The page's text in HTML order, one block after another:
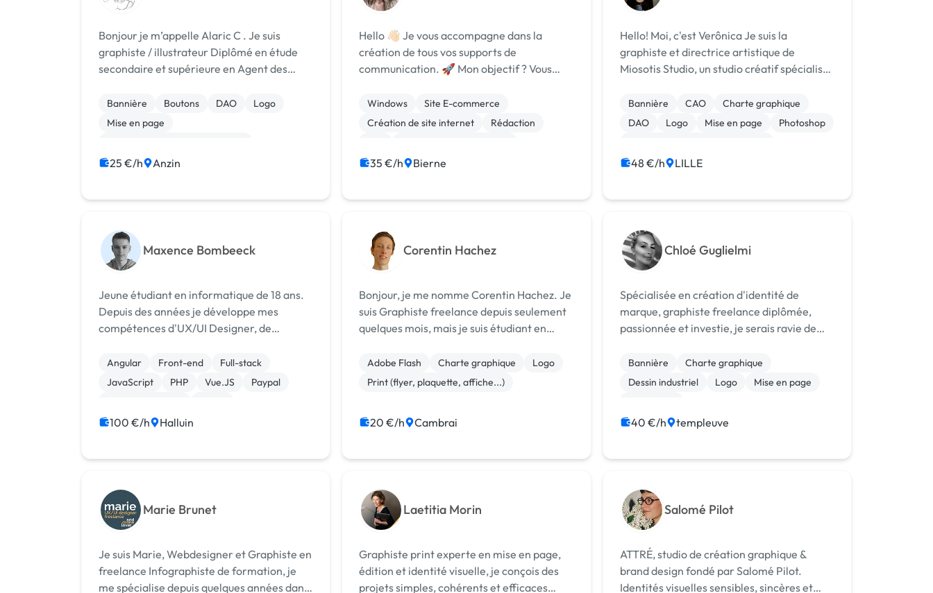
Bonjour je m’appelle Alaric C . Je suis
graphiste / illustrateur Diplômé en étude
secondaire et supérieure en Agent des
Désigner Produit .
Bannière Boutons DAO
Logo
Mise en page
25 €/h Anzin
Hello 👋🏻 Je vous accompagne dans la
création de tous vos supports de
communication. 🚀 Mon objectif ? Vous
en vous offrant des solutions graphiques
uniques en accord avec votre image et vos
Windows
Site E-commerce
Création de site internet
Rédaction
Bannière
Charte graphique
35 €/h Bierne
Hello! Moi, c'est Verônica Je suis la
graphiste et directrice artistique de
Miosotis Studio, un studio créatif spécialisé
et d'autres supports de communication
pour les petites et moyennes entreprises
Bannière CAO
Charte graphique
DAO
Logo Mise en page
Photoshop
48 €/h LILLE
Maxence Bombeeck
Jeune étudiant en informatique de 18 ans.
Depuis des années je développe mes
compétences d'UX/UI Designer, de
Actuellement en école en parallèle de mon
activité, je me consacre à ma clientèle sur
Angular Front-end
Full-stack
JavaScript
PHP Vue.JS
Paypal
Système de paiement
100 €/h Halluin
Corentin Hachez
Bonjour, je me nomme Corentin Hachez. Je
suis Graphiste freelance depuis seulement
quelques mois, mais je suis étudiant en
déjà travailler sur de nombreux projets,
comme pour des associations, des clubs
Adobe Flash Charte graphique
Logo
Print (flyer, plaquette, affiche...)
20 €/h Cambrai
Chloé Guglielmi
Spécialisée en création d'identité de
marque, graphiste freelance diplômée,
passionnée et investie, je serais ravie de
qu'il soit efficace et vous corresponde dans
les moindres détails. Si vous êtes p...
Bannière
Charte graphique
Dessin industriel
Logo
Mise en page
Print (flyer, plaquette, affiche...)
40 €/h templeuve
Marie Brunet
Je suis Marie, Webdesigner et Graphiste en
freelance Infographiste de formation, je
me spécialise depuis quelques années dans
Laetitia Morin
Graphiste print experte en mise en page,
édition et identité visuelle, je conçois des
projets simples, cohérents et efficaces
Salomé Pilot
ATTRÉ, studio de création graphique &
brand design fondé par Salomé Pilot.
Identités visuelles sensibles, sincères et